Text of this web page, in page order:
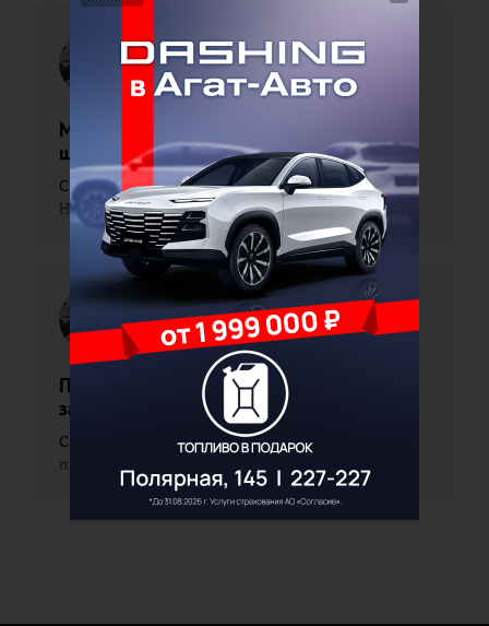
Павел
Поленов
Материнское молоко – самый первый
шаг к здоровью
С 3 по 9 августа в Иркутской области проходит
Неделя популяризации грудного вскарм...
Павел
Поленов
Печень – молчаливый труженик: как её
защитить
С 27 июля по 2 августа в Иркутской области
проходит Неделя профилактики заболевани...